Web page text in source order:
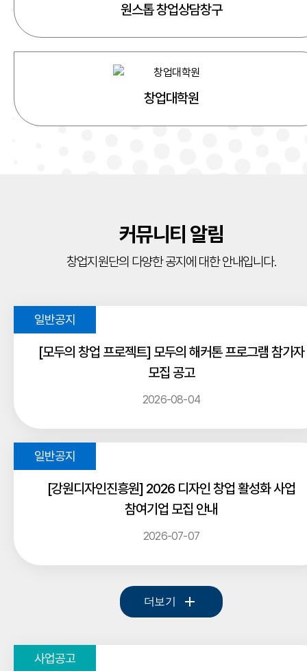
원스톱 창업상담창구
창업대학원
커뮤니티 알림
창업지원단의 다양한 공지에 대한 안내입니다.
[모두의 창업 프로젝트] 모두의 해커톤 프로그램 참가자
모집 공고
2026-08-04
[강원디자인진흥원] 2026 디자인 창업 활성화 사업
참여기업 모집 안내
2026-07-07
더보기